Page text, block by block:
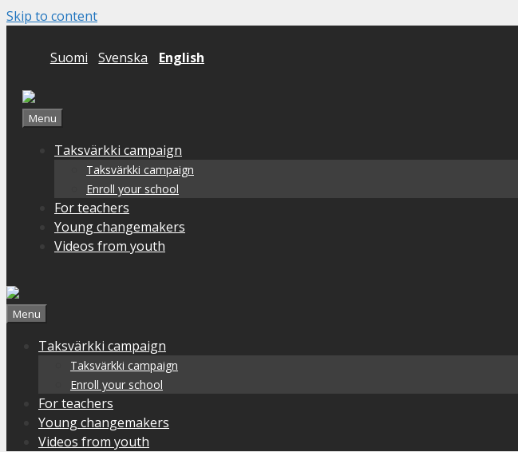
Skip to content
Suomi Svenska English
Menu
Taksvärkki campaign
Taksvärkki campaign
Enroll your school
For teachers
Young changemakers
Videos from youth
Menu
Taksvärkki campaign
Taksvärkki campaign
Enroll your school
For teachers
Young changemakers
Videos from youth